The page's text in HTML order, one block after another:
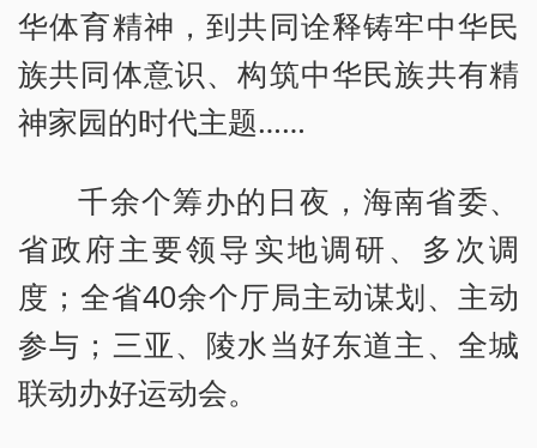
华体育精神，到共同诠释铸牢中华民
族共同体意识、构筑中华民族共有精
神家园的时代主题……
千余个筹办的日夜，海南省委、
省政府主要领导实地调研、多次调
度；全省40余个厅局主动谋划、主动
参与；三亚、陵水当好东道主、全城
联动办好运动会。